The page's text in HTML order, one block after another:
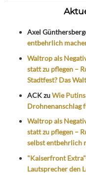
Axel
entbehrlich
Waltrop als
statt zu pflegen –
Stadtfest? Das
ACKzuWie
Drohnenanschlag
Waltrop als
statt zu pflegen –
selbst entbehrlich
"Kaiserfront
Lautsprecher den